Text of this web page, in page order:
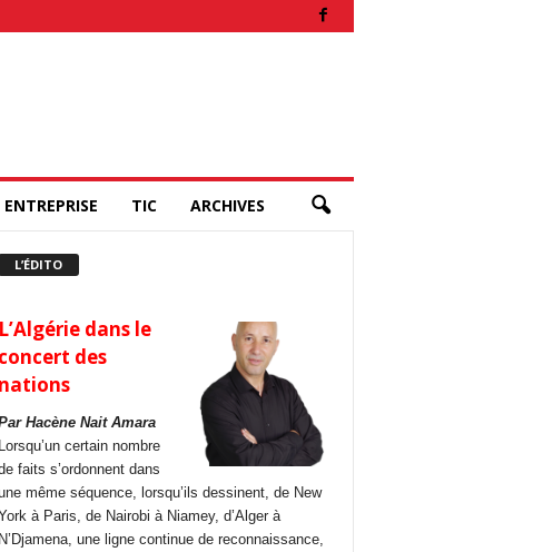
ENTREPRISE TIC ARCHIVES
L’ÉDITO
L’Algérie dans le
concert des
nations
Hacène Nait Amara
Lorsqu’un certain nombre
faits s’ordonnent dans
même séquence, lorsqu’ils dessinent, de New
à Paris, de Nairobi à Niamey, d’Alger à
N’Djamena, une ligne continue de reconnaissance,